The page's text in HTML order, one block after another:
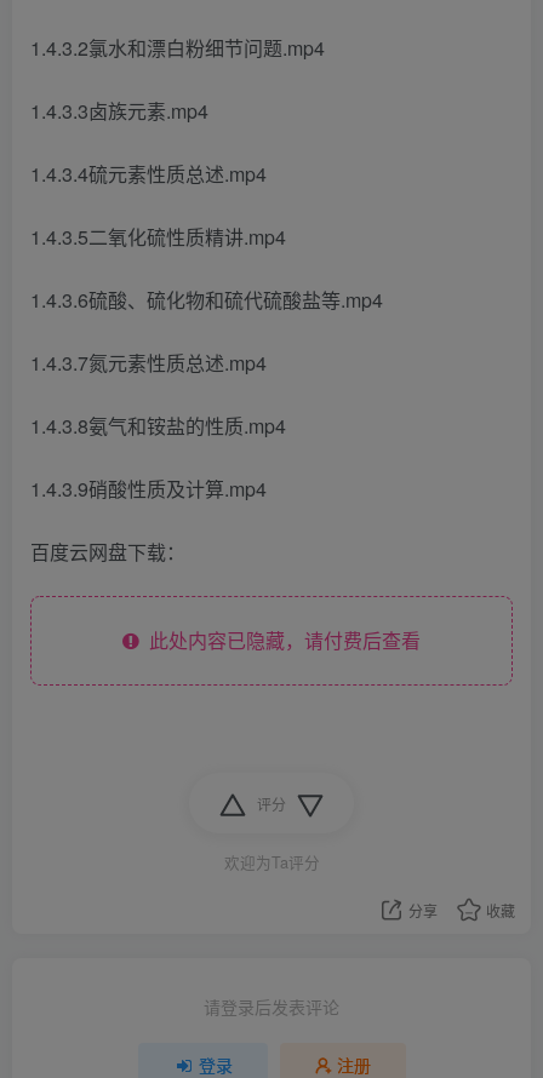
1.4.3.2氯水和漂白粉细节问题.mp4
1.4.3.3卤族元素.mp4
1.4.3.4硫元素性质总述.mp4
1.4.3.5二氧化硫性质精讲.mp4
1.4.3.6硫酸、硫化物和硫代硫酸盐等.mp4
1.4.3.7氮元素性质总述.mp4
1.4.3.8氨气和铵盐的性质.mp4
1.4.3.9硝酸性质及计算.mp4
百度云网盘下载：
此处内容已隐藏，请付费后查看
评分
欢迎为Ta评分
分享 收藏
请登录后发表评论
登录 注册